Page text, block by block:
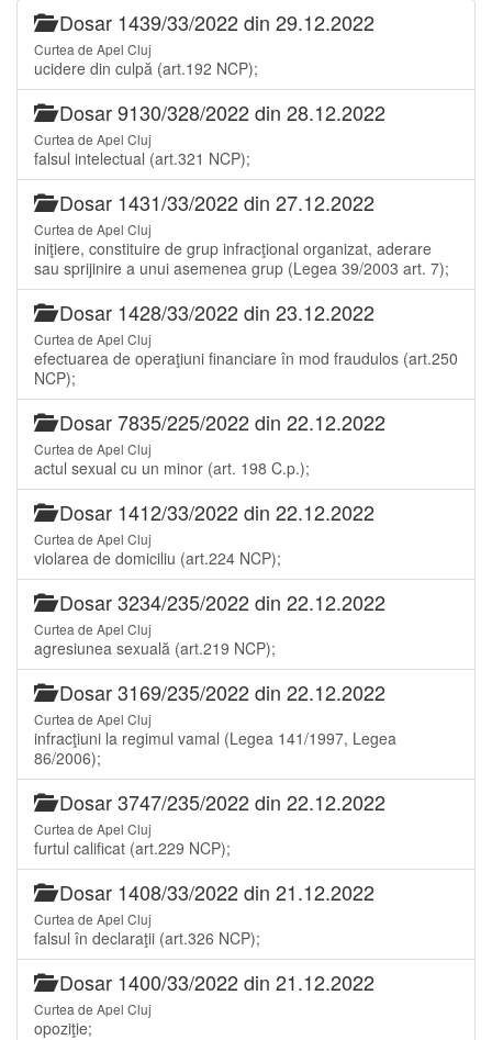
Dosar 1439/33/2022 din 29.12.2022
Curtea de Apel Cluj
ucidere din culpă (art.192 NCP);
Dosar 9130/328/2022 din 28.12.2022
Curtea de Apel Cluj
falsul intelectual (art.321 NCP);
Dosar 1431/33/2022 din 27.12.2022
Curtea de Apel Cluj
iniţiere, constituire de grup infracţional organizat, aderare
sau sprijinire a unui asemenea grup (Legea 39/2003 art. 7);
Dosar 1428/33/2022 din 23.12.2022
Curtea de Apel Cluj
efectuarea de operaţiuni financiare în mod fraudulos (art.250
NCP);
Dosar 7835/225/2022 din 22.12.2022
Curtea de Apel Cluj
actul sexual cu un minor (art. 198 C.p.);
Dosar 1412/33/2022 din 22.12.2022
Curtea de Apel Cluj
violarea de domiciliu (art.224 NCP);
Dosar 3234/235/2022 din 22.12.2022
Curtea de Apel Cluj
agresiunea sexuală (art.219 NCP);
Dosar 3169/235/2022 din 22.12.2022
Curtea de Apel Cluj
infracţiuni la regimul vamal (Legea 141/1997, Legea
86/2006);
Dosar 3747/235/2022 din 22.12.2022
Curtea de Apel Cluj
furtul calificat (art.229 NCP);
Dosar 1408/33/2022 din 21.12.2022
Curtea de Apel Cluj
falsul în declaraţii (art.326 NCP);
Dosar 1400/33/2022 din 21.12.2022
Curtea de Apel Cluj
opoziţie;